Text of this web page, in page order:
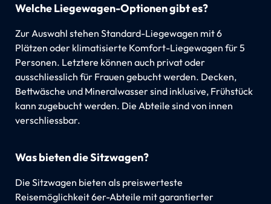
Welche Liegewagen-Optionen gibt es?
Zur Auswahl stehen Standard-Liegewagen mit 6
Plätzen oder klimatisierte Komfort-Liegewagen für 5
Personen. Letztere können auch privat oder
ausschliesslich für Frauen gebucht werden. Decken,
Bettwäsche und Mineralwasser sind inklusive, Frühstück
kann zugebucht werden. Die Abteile sind von innen
verschliessbar.
Was bieten die Sitzwagen?
Die Sitzwagen bieten als preiswerteste
Reisemöglichkeit 6er-Abteile mit garantierter